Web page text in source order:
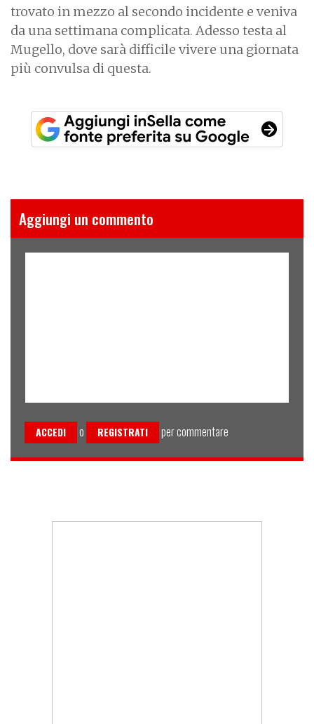
trovato in mezzo al secondo incidente e veniva
da una settimana complicata. Adesso testa al
Mugello, dove sarà difficile vivere una giornata
più convulsa di questa.
Aggiungi un commento
ACCEDI o REGISTRATI per commentare